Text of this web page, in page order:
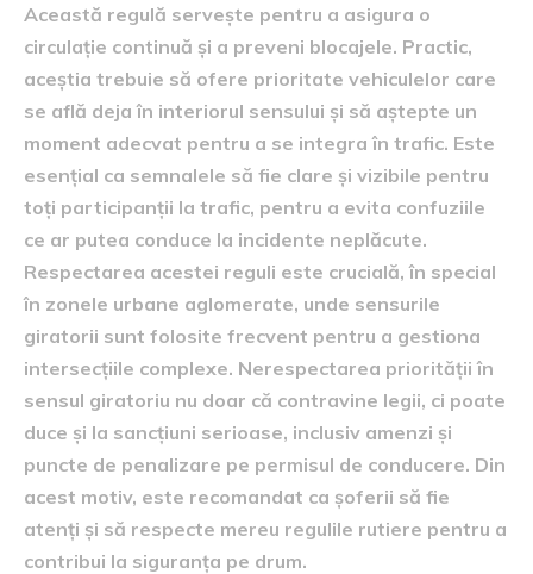
Această regulă servește pentru a asigura o
circulație continuă și a preveni blocajele. Practic,
aceștia trebuie să ofere prioritate vehiculelor care
se află deja în interiorul sensului și să aștepte un
moment adecvat pentru a se integra în trafic. Este
esențial ca semnalele să fie clare și vizibile pentru
toți participanții la trafic, pentru a evita confuziile
ce ar putea conduce la incidente neplăcute.
Respectarea acestei reguli este crucială, în special
în zonele urbane aglomerate, unde sensurile
giratorii sunt folosite frecvent pentru a gestiona
intersecțiile complexe. Nerespectarea priorității în
sensul giratoriu nu doar că contravine legii, ci poate
duce și la sancțiuni serioase, inclusiv amenzi și
puncte de penalizare pe permisul de conducere. Din
acest motiv, este recomandat ca șoferii să fie
atenți și să respecte mereu regulile rutiere pentru a
contribui la siguranța pe drum.